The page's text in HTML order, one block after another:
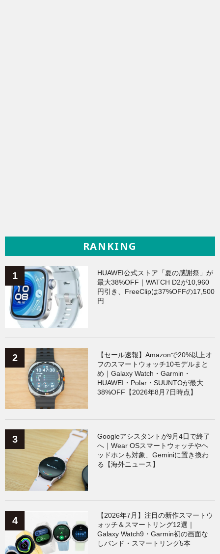
RANKING
HUAWEI公式ストア「夏の感謝祭」が
最大38%OFF｜WATCH D2が10,960
円引き、FreeClipは37%OFFの17,500
円
【セール速報】Amazonで20%以上オ
フのスマートウォッチ10モデルまと
め｜Galaxy Watch・Garmin・
HUAWEI・Polar・SUUNTOが最大
38%OFF【2026年8月7日時点】
Googleアシスタントが9月4日で終了
へ｜Wear OSスマートウォッチやヘ
ッドホンも対象、Geminiに置き換わ
る【海外ニュース】
【2026年7月】注目の新作スマートウ
ォッチ＆スマートリング12選｜
Galaxy Watch9・Garmin初の画面な
しバンド・スマートリング5本